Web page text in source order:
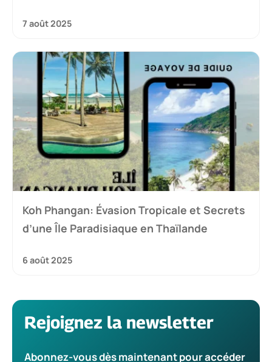
7 août 2025
Koh Phangan: Évasion Tropicale et Secrets
d’une Île Paradisiaque en Thaïlande
6 août 2025
Rejoignez la newsletter
Abonnez-vous dès maintenant pour accéder